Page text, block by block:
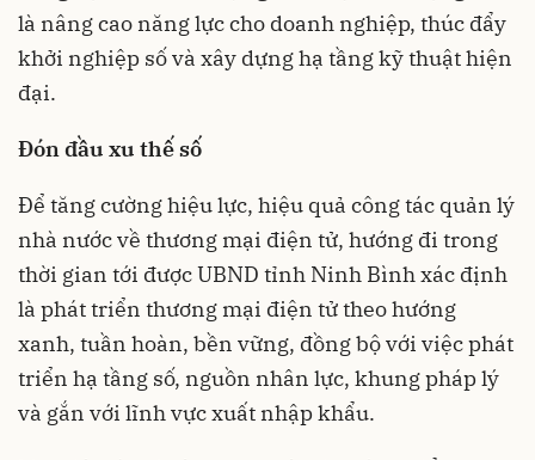
là nâng cao năng lực cho doanh nghiệp, thúc đẩy
khởi nghiệp số và xây dựng hạ tầng kỹ thuật hiện
đại.
Đón đầu xu thế số
Để tăng cường hiệu lực, hiệu quả công tác quản lý
nhà nước về thương mại điện tử, hướng đi trong
thời gian tới được UBND tỉnh Ninh Bình xác định
là phát triển thương mại điện tử theo hướng
xanh, tuần hoàn, bền vững, đồng bộ với việc phát
triển hạ tầng số, nguồn nhân lực, khung pháp lý
và gắn với lĩnh vực xuất nhập khẩu.